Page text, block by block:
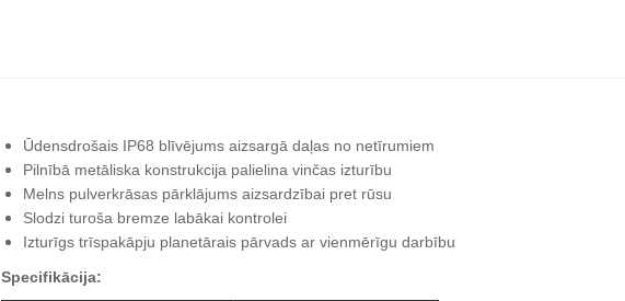
Ūdensdrošais IP68 blīvējums aizsargā daļas no netīrumiem
Pilnībā metāliska konstrukcija palielina vinčas izturību
Melns pulverkrāsas pārklājums aizsardzībai pret rūsu
Slodzi turoša bremze labākai kontrolei
Izturīgs trīspakāpju planetārais pārvads ar vienmērīgu darbību
Specifikācija: